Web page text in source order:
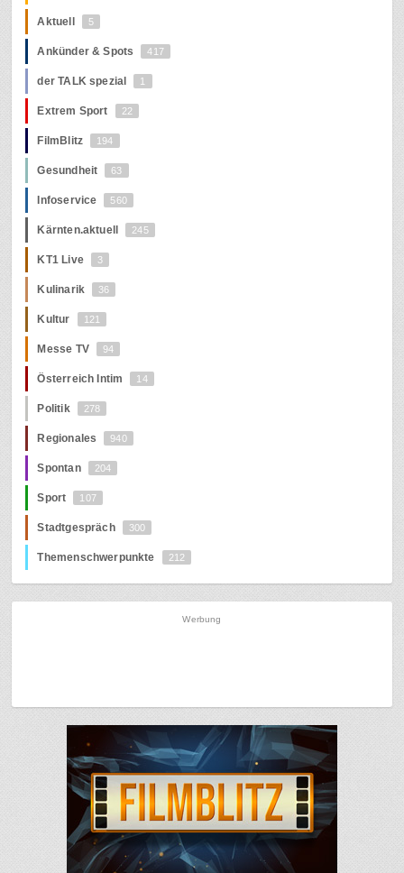
Aktuell 5
Ankünder & Spots 417
der TALK spezial 1
Extrem Sport 22
FilmBlitz 194
Gesundheit 63
Infoservice 560
Kärnten.aktuell 245
KT1 Live 3
Kulinarik 36
Kultur 121
Messe TV 94
Österreich Intim 14
Politik 278
Regionales 940
Spontan 204
Sport 107
Stadtgespräch 300
Themenschwerpunkte 212
Werbung